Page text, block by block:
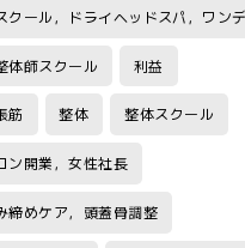
クール，ドライヘッドスパ，ワン
体師スクール 利益
筋 整体 整体スクール
ン開業，女性社長
締めケア，頭蓋骨調整